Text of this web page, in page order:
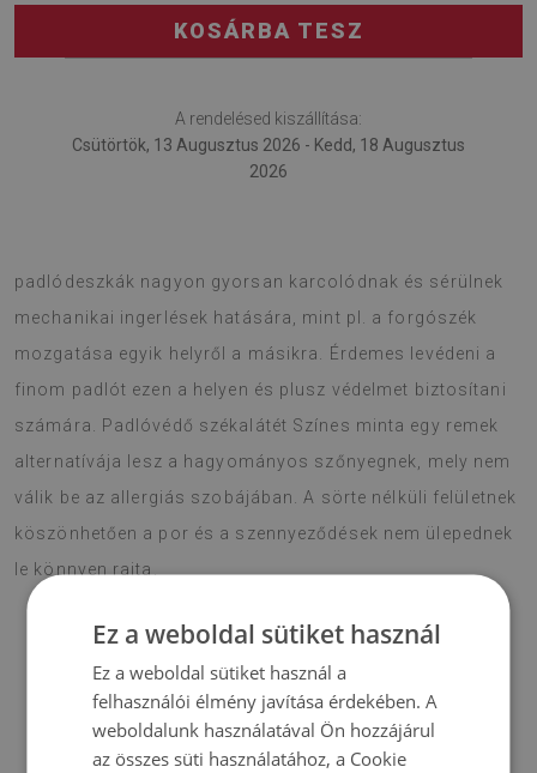
KOSÁRBA TESZ
A rendelésed kiszállítása:
Csütörtök, 13 Augusztus 2026 - Kedd, 18 Augusztus
2026
padlódeszkák nagyon gyorsan karcolódnak és sérülnek
mechanikai ingerlések hatására, mint pl. a forgószék
mozgatása egyik helyről a másikra. Érdemes levédeni a
finom padlót ezen a helyen és plusz védelmet biztosítani
számára. Padlóvédő székalátét Színes minta egy remek
alternatívája lesz a hagyományos szőnyegnek, mely nem
válik be az allergiás szobájában. A sörte nélküli felületnek
köszönhetően a por és a szennyeződések nem ülepednek
le könnyen rajta.
Anyaga: PES hálóval erősített vinil;
Vastagság:1,6 mm
Ez a weboldal sütiket használ
Ez a weboldal sütiket használ a
felhasználói élmény javítása érdekében. A
weboldalunk használatával Ön hozzájárul
az összes süti használatához, a Cookie